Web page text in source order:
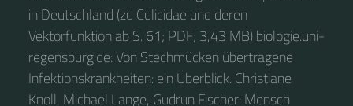
in Deutschland (zu Culicidae und deren
Vektorfunktion ab S. 61; PDF; 3,43 MB) biologie.uni-
regensburg.de: Von Stechmücken übertragene
Infektionskrankheiten: ein Überblick. Christiane
Knoll, Michael Lange, Gudrun Fischer: Mensch